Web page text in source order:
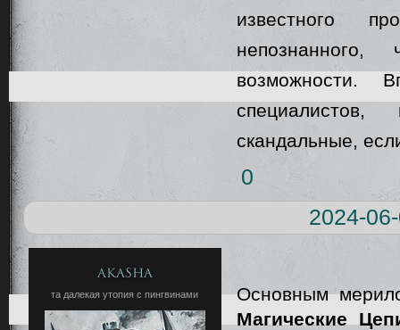
известного
возможности.
скандальные,
0
2024-
Akasha
та далекая утопия с пингвинами
Основным
Магические